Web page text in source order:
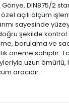
DIN875/2
açılı ölçüm
sayesinde
şekilde
borulama ve
öneme sahiptir.
uzun ömürlü,
aracıdır.